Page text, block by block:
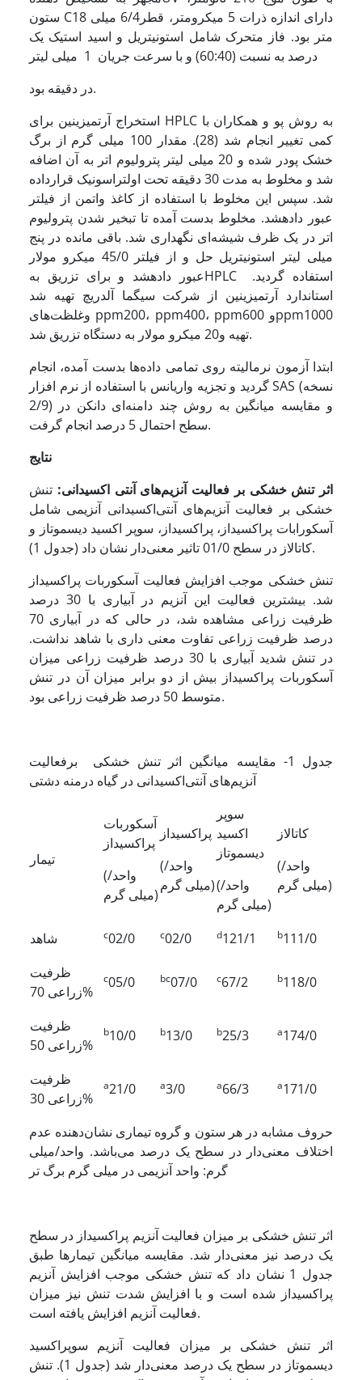
ستون C18 دارای اندازه ذرات 5 میکرومتر، قطر6/4 میلی
متر بود. فاز متحرک شامل استونیتریل و اسید استیک یک
درصد به نسبت (60:40) و با سرعت جریان 1 میلی لیتر
در دقیقه بود.
استخراج آرتمیزینین برای HPLC به روش پو و همکاران با
کمی تغییر انجام شد (28). مقدار 100 میلی گرم از برگ
خشک پودر شده و 20 میلی لیتر پترولیوم اتر به آن اضافه
شد و مخلوط به مدت 30 دقیقه تحت اولتراسونیک قرارداده
شد. سپس این مخلوط با استفاده از کاغذ واتمن از فیلتر
عبور داده­­­شد. مخلوط بدست آمده تا تبخیر شدن پترولیوم
اتر در یک ظرف شیشه‌ای نگهداری شد. باقی مانده در پنج
میلی لیتر استونیتریل حل و از فیلتر 45/0 میکرو مولار
عبور داده­شد و برای تزریق بهHPLC استفاده گردید.
استاندارد آرتمیزینین از شرکت سیگما آلدریچ تهیه شد
وغلظت‌های ppm200، ppm400، ppm600 وppm1000
تهیه و20 میکرو مولار به دستگاه تزریق شد.
ابتدا آزمون نرمالیته روی تمامی داده‌ها بدست آمده، انجام
گردید و تجزیه واریانس با استفاده از نرم افزار SAS (نسخه
2/9) و مقایسه میانگین به روش چند دامنه‌ای دانکن در
سطح احتمال 5 درصد انجام گرفت.
نتایج
اثر تنش خشکی بر فعالیت آنزیم‌های آنتی اکسیدانی: تنش
خشکی بر فعالیت آنزیم‌های آنتی‌اکسیدانی آنزیمی شامل
آسکورابات پراکسیداز، پراکسیداز، سوپر اکسید دیسموتاز و
کاتالاز در سطح 01/0 تاثیر معنی‌دار نشان داد (جدول 1).
تنش خشکی موجب افزایش فعالیت آسکوربات پراکسیداز
شد. بیشترین فعالیت این آنزیم در آبیاری با 30 درصد
ظرفیت زراعی مشاهده شد، در حالی که در آبیاری 70
درصد ظرفیت زراعی تفاوت معنی داری با شاهد نداشت.
در تنش شدید آبیاری با 30 درصد ظرفیت زراعی میزان
آسکوربات پراکسیداز بیش از دو برابر میزان آن در تنش
متوسط 50 درصد ظرفیت زراعی بود.
جدول 1- مقایسه میانگین اثر تنش خشکی برفعالیت
آنزیم‌های آنتی‌اکسیدانی در گیاه درمنه دشتی
تیمار
آسکوربات
پراکسیداز
(واحد/
میلی گرم)
پراکسیداز
(واحد/
میلی گرم)
سوپر
اکسید
دیسموتاز
(واحد/
میلی گرم)
کاتالاز
(واحد/
میلی گرم)
شاهد c02/0 c02/0 d121/1 b111/0
ظرفیت
زراعی 70%
c05/0 bc07/0 c67/2 b118/0
ظرفیت
زراعی 50%
b10/0 b13/0 b25/3 a174/0
ظرفیت
زراعی 30%
a21/0 a3/0 a66/3 a171/0
حروف ‌مشابه در هر ستون و گروه تیماری نشان‌دهنده عدم
اختلاف معنی‌دار در سطح یک درصد می‌باشد. واحد/میلی
گرم: واحد آنزیمی در میلی گرم برگ تر
اثر تنش خشکی بر میزان فعالیت آنزیم پراکسیداز در سطح
یک درصد نیز معنی‌دار شد. مقایسه میانگین تیمار‌ها طبق
جدول 1 نشان داد که تنش خشکی موجب افزایش آنزیم
پراکسیداز شده است و با افزایش شدت تنش نیز میزان
فعالیت آنزیم افزایش یافته است.
اثر تنش خشکی بر میزان فعالیت آنزیم سوپراکسید
دیسموتاز در سطح یک درصد معنی‌دار شد (جدول 1). تنش